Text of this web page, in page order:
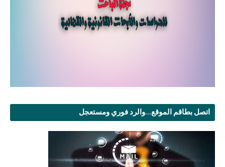
اتصل بطاقم الموقع...والرد فوري ومستعجل